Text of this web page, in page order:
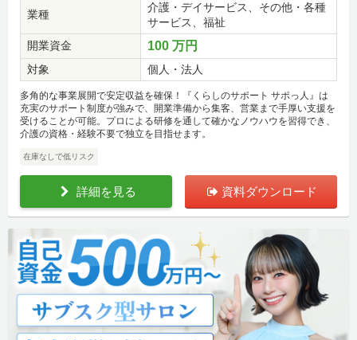
業種
介護・デイサービス、その他・各種
サービス、福祉
開業資金
100 万円
対象 個人・法人
多角的な事業展開で安定収益を確保！『くらしのサポート サポっ人』は
充実のサポート制度が強みで、開業準備から集客、営業まで手厚い支援を
受けることが可能。プロによる研修を通して確かなノウハウを習得でき、
介護の資格・経験不要で独立を目指せます。
在庫なしで低リスク
詳細を見る 資料ダウンロード